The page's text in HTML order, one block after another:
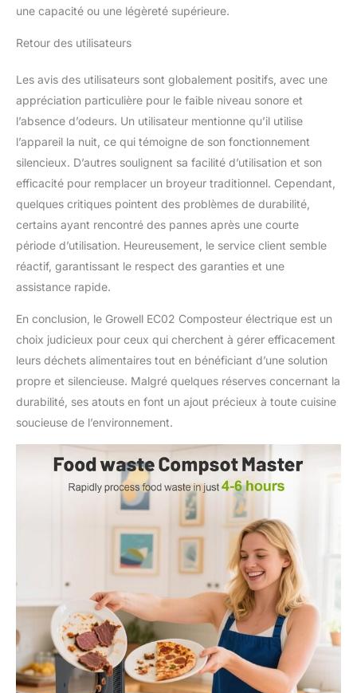
composteur d'intérieur
intérieure de 2,5 L peut
facilement répondre à
l'élimination des déchets
alimentaires d'une famille
de quatre personnes,
offrant l'équilibre idéal
entre style et
fonctionnalité pour les
cuisines domestiques.
Design intelligent et
convivial : notre
composteur de cuisine
utilisation facile pour
tous les âges. Avec la
fonction de nettoyage
automatique à une
touche, dites adieu au
nettoyage manuel,
économisez du temps et
transparente vous
permet de surveiller les
progrès et de profiter de
la fascinante
transformation des
déchets en compost –
comme un mini
spectacle scientifique
dans votre cuisine
une capacité ou une légèreté supérieure.
Retour des utilisateurs
Les avis des utilisateurs sont globalement positifs, avec une
appréciation particulière pour le faible niveau sonore et
l’absence d’odeurs. Un utilisateur mentionne qu’il utilise
l’appareil la nuit, ce qui témoigne de son fonctionnement
silencieux. D’autres soulignent sa facilité d’utilisation et son
efficacité pour remplacer un broyeur traditionnel. Cependant,
quelques critiques pointent des problèmes de durabilité,
certains ayant rencontré des pannes après une courte
période d’utilisation. Heureusement, le service client semble
réactif, garantissant le respect des garanties et une
assistance rapide.
En conclusion, le Growell EC02 Composteur électrique est un
choix judicieux pour ceux qui cherchent à gérer efficacement
leurs déchets alimentaires tout en bénéficiant d’une solution
propre et silencieuse. Malgré quelques réserves concernant la
durabilité, ses atouts en font un ajout précieux à toute cuisine
soucieuse de l’environnement.